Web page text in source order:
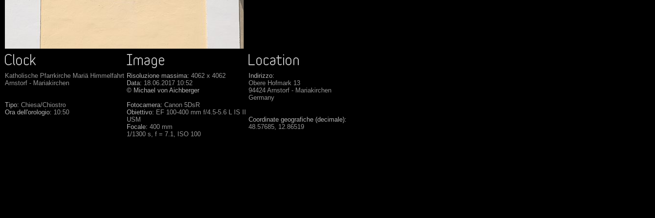
Katholische Pfarrkirche Mariä Himmelfahrt
Arnstorf - Mariakirchen
Tipo: Chiesa/Chiostro
Ora dell'orologio: 10:50
Risoluzione massima: 4062 x 4062
Data: 18.06.2017 10:52
© Michael von Aichberger
Fotocamera: Canon 5DsR
Obiettivo: EF 100-400 mm f/4.5-5.6 L IS II
USM
Focale: 400 mm
1/1300 s, f = 7.1, ISO 100
Indirizzo:
Obere Hofmark 13
94424 Arnstorf - Mariakirchen
Germany
Coordinate geografiche (decimale):
48.57685, 12.86519